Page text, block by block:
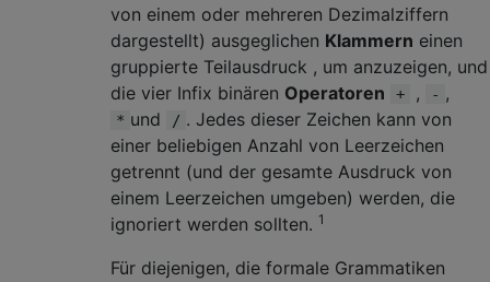
von einem oder mehreren Dezimalziffern
dargestellt) ausgeglichen Klammern einen
gruppierte Teilausdruck , um anzuzeigen, und
die vier Infix binären Operatoren + , - ,
* und / . Jedes dieser Zeichen kann von
einer beliebigen Anzahl von Leerzeichen
getrennt (und der gesamte Ausdruck von
einem Leerzeichen umgeben) werden, die
ignoriert werden sollten. 1
Für diejenigen, die formale Grammatiken